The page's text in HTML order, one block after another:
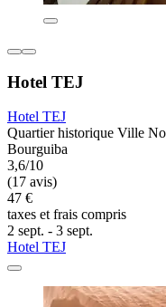
Hotel TEJ
Hotel TEJ
Quartier historique Ville
Bourguiba
3,6/10
(17 avis)
47 €
taxes et frais compris
2 sept. - 3 sept.
Hotel TEJ